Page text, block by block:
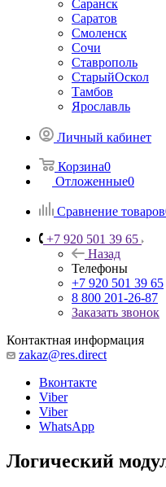
Саранск
Саратов
Смоленск
Сочи
Ставрополь
СтарыйОскол
Тамбов
Ярославль
Личный кабинет
Корзина0
Отложенные0
Сравнение товаров
+7 920 501 39 65
Назад
Телефоны
+7 920 501 39 65
8 800 201-26-87
Заказать звонок
Контактная информация
zakaz@res.direct
Вконтакте
Viber
Viber
WhatsApp
Логический